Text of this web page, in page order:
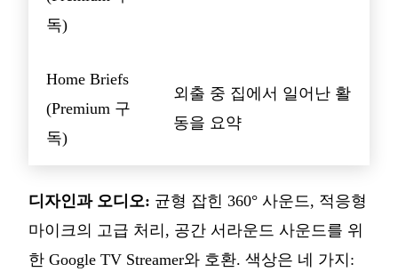
독)
Home Briefs
(Premium 구
독)
외출 중 집에서 일어난 활
동을 요약
디자인과 오디오: 균형 잡힌 360° 사운드, 적응형
마이크의 고급 처리, 공간 서라운드 사운드를 위
한 Google TV Streamer와 호환. 색상은 네 가지: